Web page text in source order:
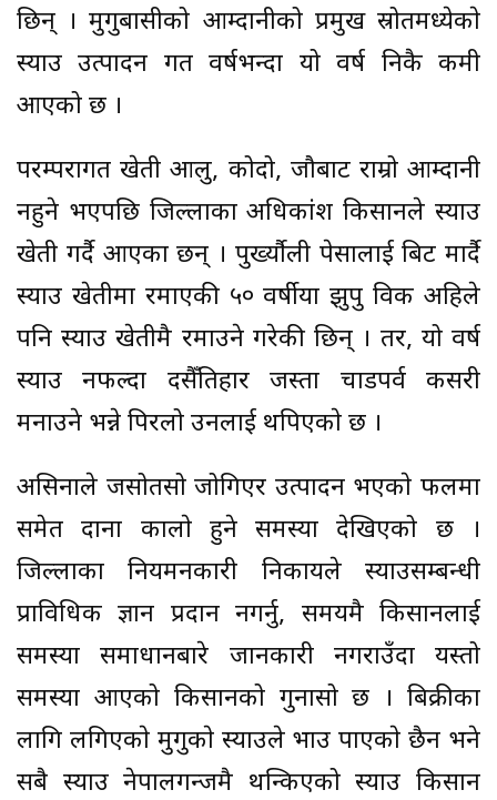
छिन् । मुगुबासीको आम्दानीको प्रमुख स्रोतमध्येकाे
स्याउ उत्पादन गत वर्षभन्दा यो वर्ष निकै कमी
आएको छ ।
परम्परागत खेती आलु, कोदो, जौबाट राम्रो आम्दानी
नहुने भएपछि जिल्लाका अधिकांश किसानले स्याउ
खेती गर्दै आएका छन् । पुर्ख्यौली पेसालाई बिट मार्दै
स्याउ खेतीमा रमाएकी ५० वर्षीया झुपु विक अहिले
पनि स्याउ खेतीमै रमाउने गरेकी छिन् । तर, यो वर्ष
स्याउ नफल्दा दसैँतिहार जस्ता चाडपर्व कसरी
मनाउने भन्ने पिरलो उनलाई थपिएकाे छ ।
असिनाले जसोतसो जोगिएर उत्पादन भएकाे फलमा
समेत दाना कालाे हुने समस्या देखिएको छ ।
जिल्लाका नियमनकारी निकायले स्याउसम्बन्धी
प्राविधिक ज्ञान प्रदान नगर्नु, समयमै किसानलाई
समस्या समाधानबारे जानकारी नगराउँदा यस्तो
समस्या आएको किसानको गुनासो छ । बिक्रीका
लागि लगिएकाे मुगुकाे स्याउले भाउ पाएकाे छैन भने
सबै स्याउ नेपालगन्जमै थन्किएको स्याउ किसान